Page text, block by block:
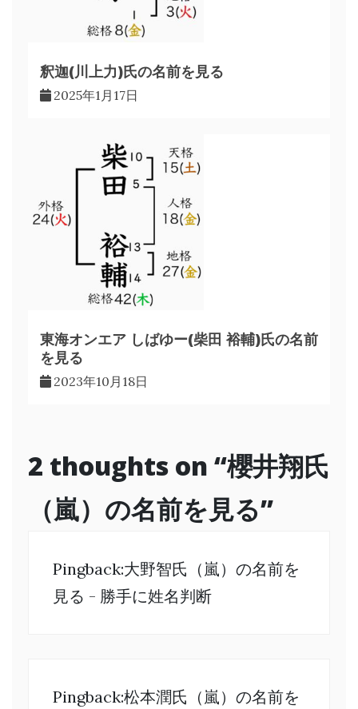
釈迦(川上力)氏の名前を見る
2025年1月17日
東海オンエア しばゆー(柴田 裕輔)氏の名前
を見る
2023年10月18日
2 thoughts on “櫻井翔氏
（嵐）の名前を見る”
Pingback:大野智氏（嵐）の名前を
見る - 勝手に姓名判断
Pingback:松本潤氏（嵐）の名前を